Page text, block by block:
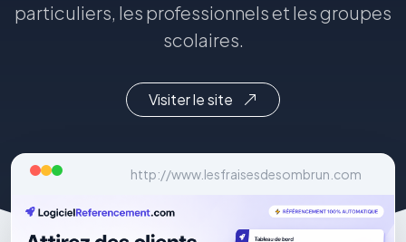
particuliers, les professionnels et les groupes
scolaires.
Visiter le site
http://www.lesfraisesdesombrun.com